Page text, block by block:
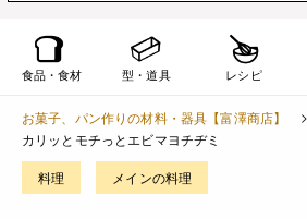
食品・食材 型・道具 レシピ
お菓子、パン作りの材料・器具【富澤商店】
カリッとモチっとエビマヨチヂミ
料理 メインの料理